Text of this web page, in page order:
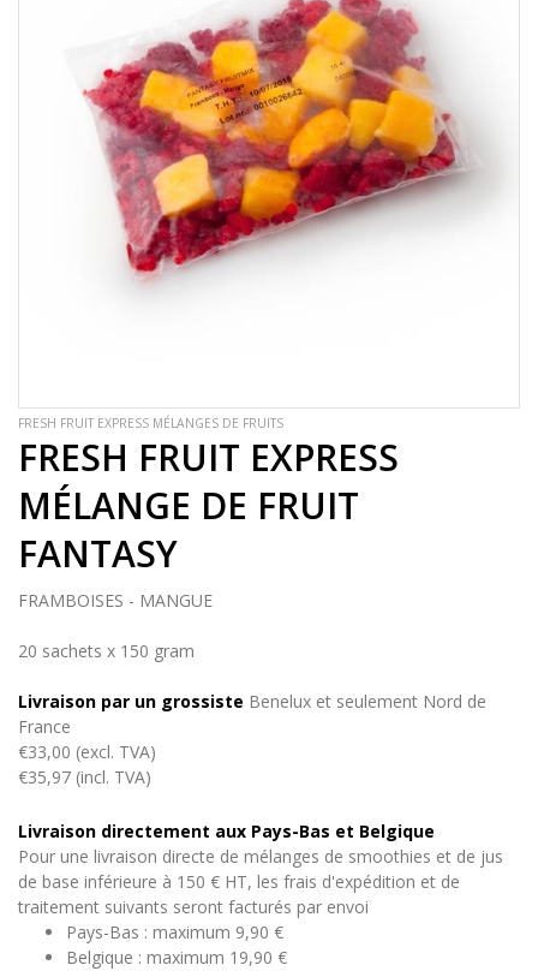
FRESH FRUIT EXPRESS MÉLANGES DE FRUITS
FRESH FRUIT EXPRESS
MÉLANGE DE FRUIT
FANTASY
FRAMBOISES - MANGUE
20 sachets x 150 gram
Livraison par un grossiste Benelux et seulement Nord de
France
€33,00 (excl. TVA)
€35,97 (incl. TVA)
Livraison directement aux Pays-Bas et Belgique
Pour une livraison directe de mélanges de smoothies et de jus
de base inférieure à 150 € HT, les frais d'expédition et de
traitement suivants seront facturés par envoi
Pays-Bas : maximum 9,90 €
Belgique : maximum 19,90 €